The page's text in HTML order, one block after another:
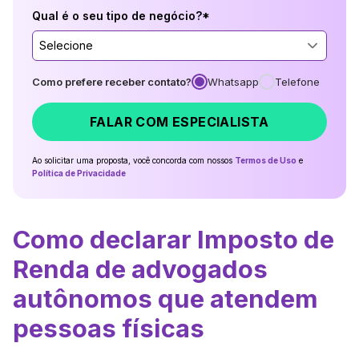
Qual é o seu tipo de negócio?*
Selecione
Como prefere receber contato? Whatsapp Telefone
FALAR COM ESPECIALISTA
Ao solicitar uma proposta, você concorda com nossos Termos de Uso e
Política de Privacidade
Como declarar Imposto de
Renda de advogados
autônomos que atendem
pessoas físicas